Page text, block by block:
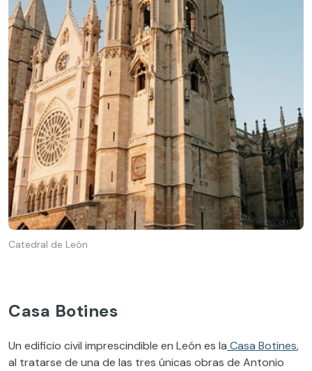
Catedral de León
Casa Botines
Un edificio civil imprescindible en León es la Casa Botines,
al tratarse de una de las tres únicas obras de Antonio